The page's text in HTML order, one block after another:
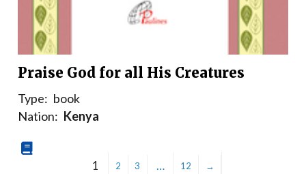
Praise God for all His Creatures
Type: book
Nation: Kenya
1 2 3 … 12 →